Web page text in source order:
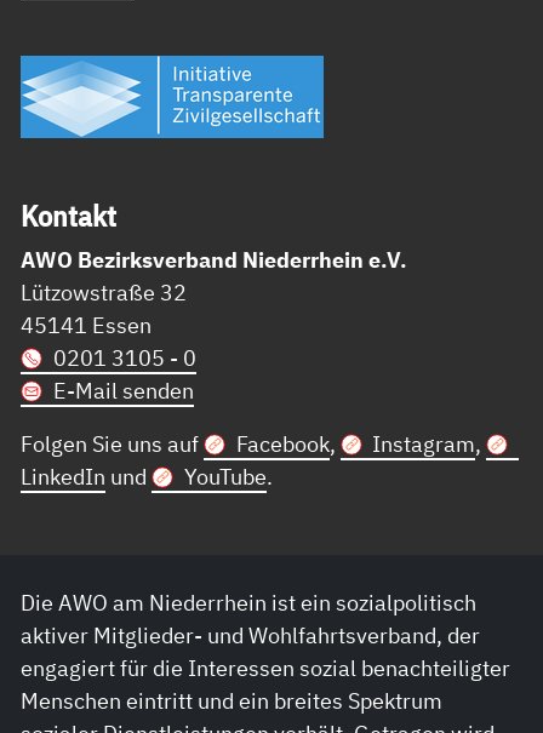
Kon­takt
AWO Bezirksverband Niederrhein e.V.
Lützowstraße 32
45141 Essen
0201 3105 - 0
E-Mail senden
Folgen Sie uns auf
Facebook, Instagram,
LinkedIn und YouTube.
Die AWO am Niederrhein ist ein sozialpolitisch
aktiver Mitglieder- und Wohlfahrtsverband, der
engagiert für die Interessen sozial benachteiligter
Menschen eintritt und ein breites Spektrum